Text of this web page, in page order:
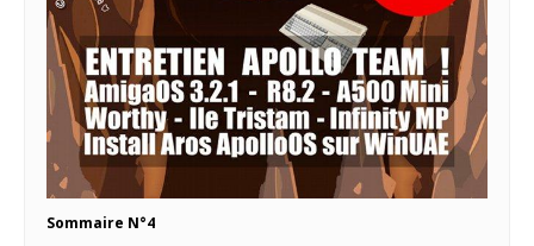
Sommaire N°4